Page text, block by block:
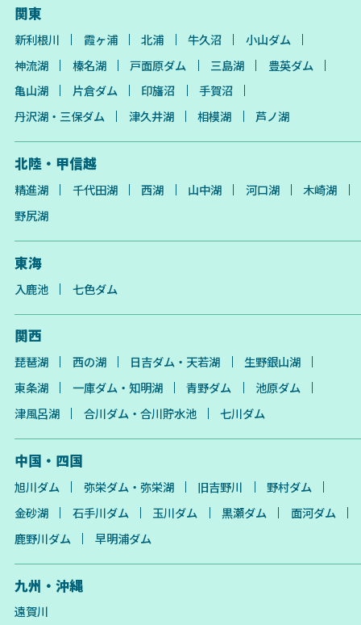
関東
新利根川 霞ヶ浦 北浦 牛久沼
小山ダム
神流湖
榛名湖 戸面原ダム 三島湖
豊英ダム
亀山湖
片倉ダム 印旛沼
手賀沼
丹沢湖・三保ダム
津久井湖 相模湖 芦ノ湖
北陸・甲信越
精進湖 千代田湖 西湖 山中湖 河口湖
木崎湖
野尻湖
東海
入鹿池 七色ダム
関西
琵琶湖 西の湖 日吉ダム・天若湖
生野銀山湖
東条湖
一庫ダム・知明湖 青野ダム
池原ダム
津風呂湖
合川ダム・合川貯水池 七川ダム
中国・四国
旭川ダム 弥栄ダム・弥栄湖 旧吉野川
野村ダム
金砂湖
石手川ダム 玉川ダム 黒瀬ダム
面河ダム
鹿野川ダム
早明浦ダム
九州・沖縄
遠賀川